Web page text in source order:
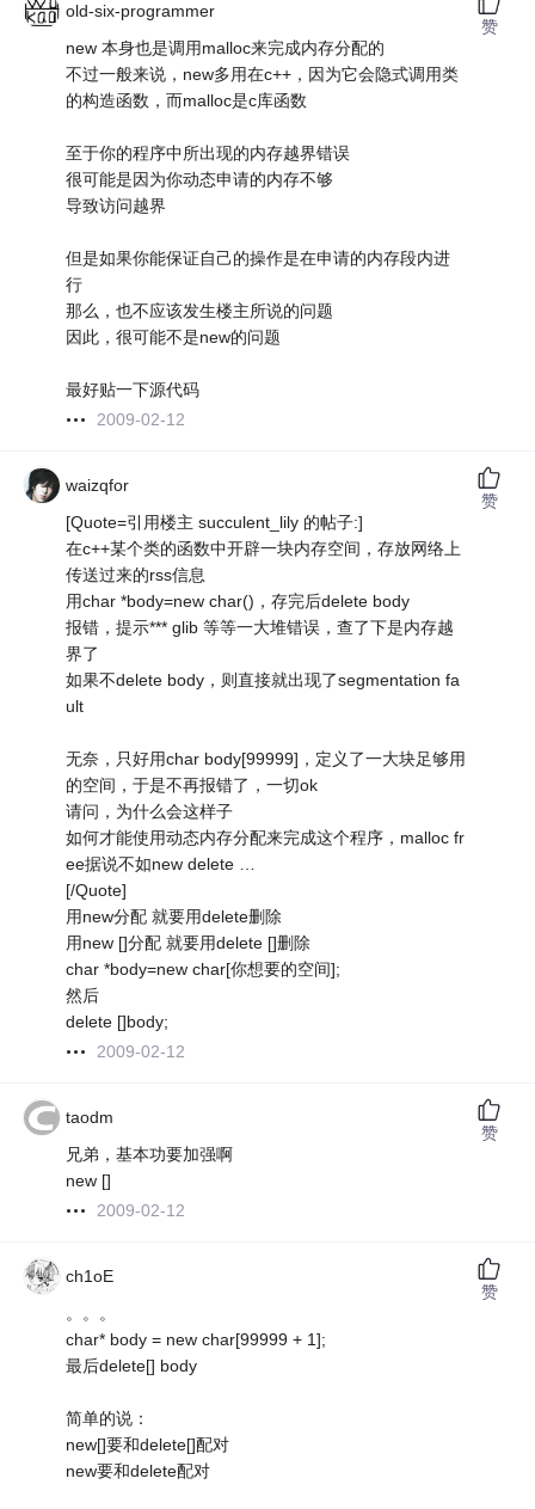
old-six-programmer
new 本身也是调用malloc来完成内存分配的
不过一般来说，new多用在c++，因为它会隐式调用类
的构造函数，而malloc是c库函数
至于你的程序中所出现的内存越界错误
很可能是因为你动态申请的内存不够
导致访问越界
但是如果你能保证自己的操作是在申请的内存段内进
行
那么，也不应该发生楼主所说的问题
因此，很可能不是new的问题
最好贴一下源代码
2009-02-12
赞
waizqfor
[Quote=引用楼主 succulent_lily 的帖子:]
在c++某个类的函数中开辟一块内存空间，存放网络上
传送过来的rss信息
用char *body=new char()，存完后delete body
报错，提示*** glib 等等一大堆错误，查了下是内存越
界了
如果不delete body，则直接就出现了segmentation fa
ult
无奈，只好用char body[99999]，定义了一大块足够用
的空间，于是不再报错了，一切ok
请问，为什么会这样子
如何才能使用动态内存分配来完成这个程序，malloc fr
ee据说不如new delete …
[/Quote]
用new分配 就要用delete删除
用new []分配 就要用delete []删除
char *body=new char[你想要的空间];
然后
delete []body;
2009-02-12
赞
taodm
兄弟，基本功要加强啊
new []
2009-02-12
赞
ch1oE
。。。
char* body = new char[99999 + 1];
最后delete[] body
简单的说：
new[]要和delete[]配对
new要和delete配对
赞